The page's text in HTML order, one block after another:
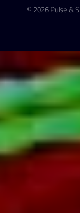
© 2026 Pulse &